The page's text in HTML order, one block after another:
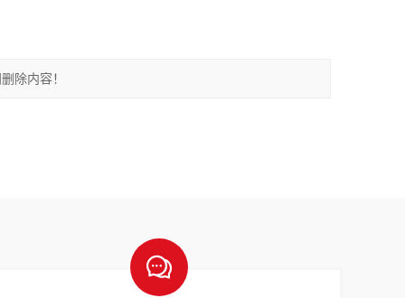
除内容！